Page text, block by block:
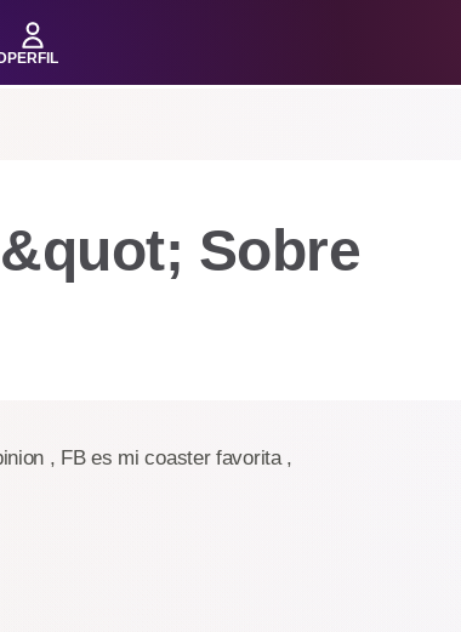
PERFIL
Sobre
, FB es mi coaster favorita ,
h